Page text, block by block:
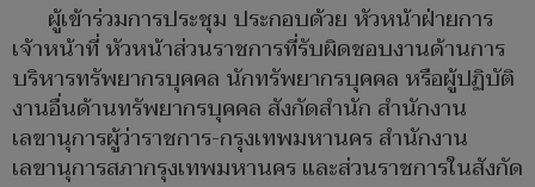
ผู้เข้าร่วมการประชุม ประกอบด้วย หัวหน้าฝ่ายการ
เจ้าหน้าที่ หัวหน้าส่วนราชการที่รับผิดชอบงานด้านการ
บริหารทรัพยากรบุคคล นักทรัพยากรบุคคล หรือผู้ปฏิบัติ
งานอื่นด้านทรัพยากรบุคคล สังกัดสำนัก สำนักงาน
เลขานุการผู้ว่าราชการ-กรุงเทพมหานคร สำนักงาน
เลขานุการสภากรุงเทพมหานคร และส่วนราชการในสังกัด